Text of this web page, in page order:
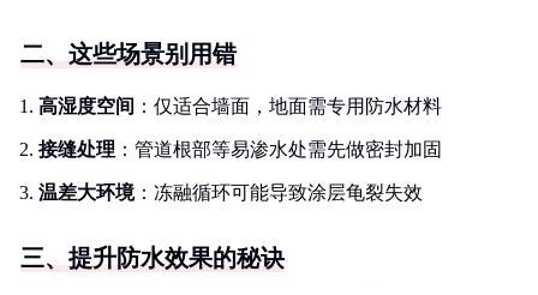
二、这些场景别用错
高湿度空间 ：仅适合墙面，地面需专用防水材料
接缝处理 ：管道根部等易渗水处需先做密封加固
温差大环境：冻融循环可能导致涂层龟裂失效
三、提升防水效果的秘诀